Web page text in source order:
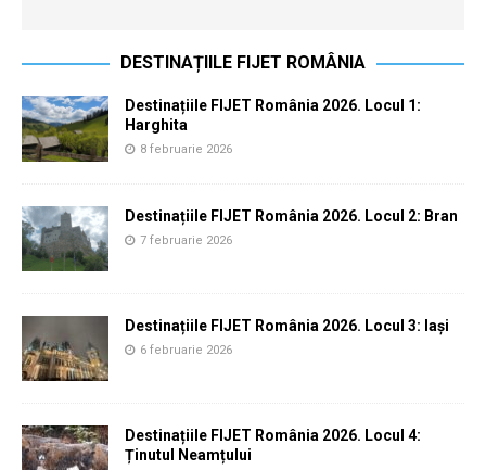
DESTINAȚIILE FIJET ROMÂNIA
Destinațiile FIJET România 2026. Locul 1:
Harghita
8 februarie 2026
Destinațiile FIJET România 2026. Locul 2: Bran
7 februarie 2026
Destinațiile FIJET România 2026. Locul 3: Iași
6 februarie 2026
Destinațiile FIJET România 2026. Locul 4:
Ținutul Neamțului